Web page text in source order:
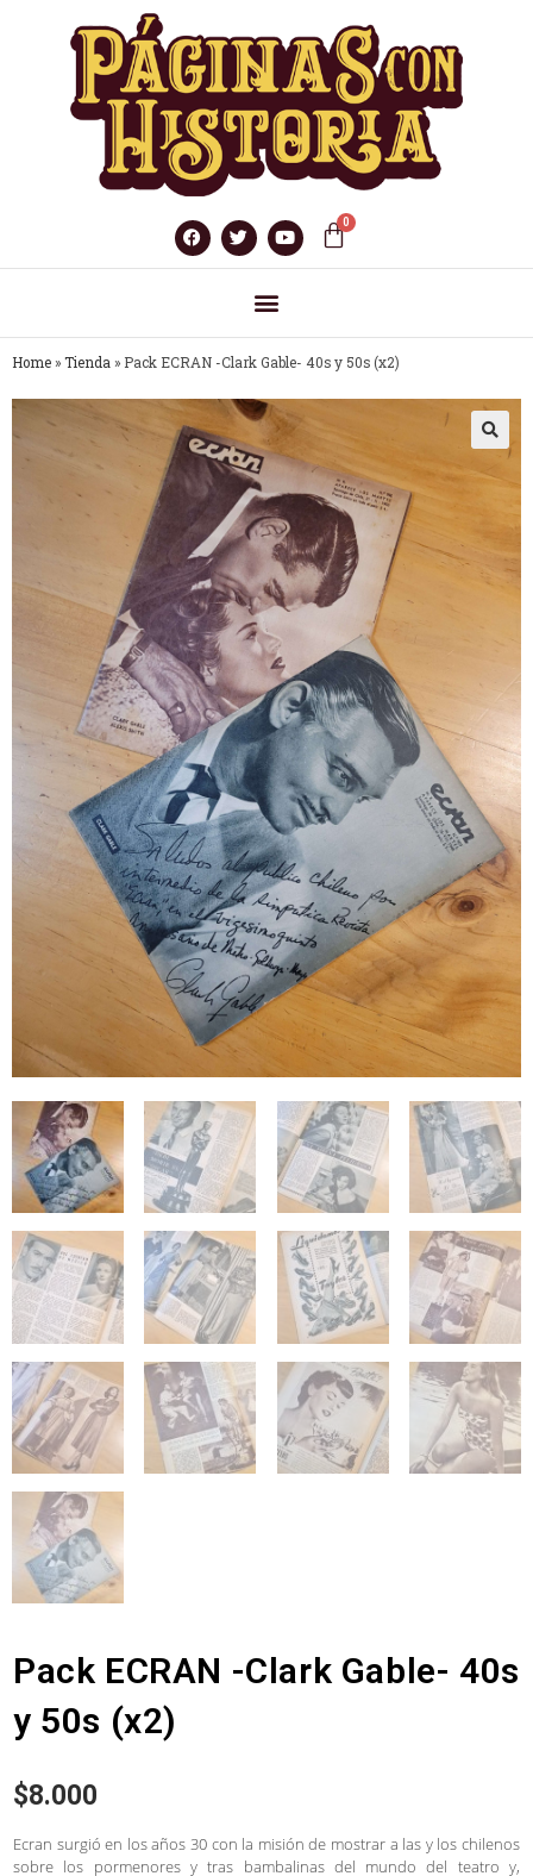
Home » Tienda » Pack ECRAN -Clark Gable- 40s y 50s (x2)
🔍
Pack ECRAN -Clark Gable- 40s
y 50s (x2)
$8.000
Ecran surgió en los años 30 con la misión de mostrar a las y los chilenos
sobre los pormenores y tras bambalinas del mundo del teatro y,